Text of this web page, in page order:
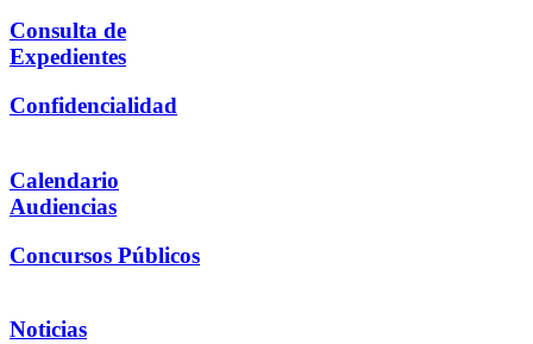
Consulta de
Expedientes
Confidencialidad
Calendario
Audiencias
Concursos Públicos
Noticias